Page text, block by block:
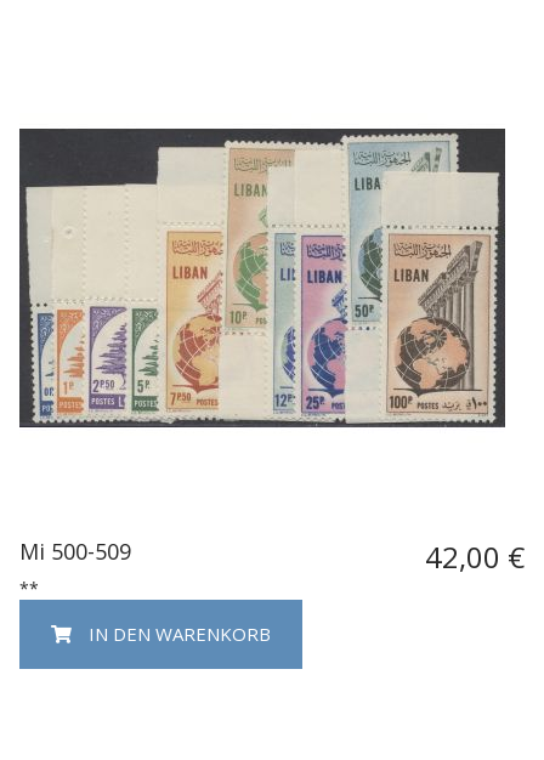
Mi 500-509 42,00 €
**
IN DEN WARENKORB